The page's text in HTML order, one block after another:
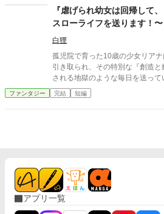
『虐げられ幼女は回帰して
スローライフを送ります！
心を癒す異世界ファンタジー
白狸
孤児院で育った10歳の少女リア
引き取られ、その特別な『創造
される地獄のような毎日を送っていた。 ついに用済み
な魔境へ捨てられ、命を落とし
の記憶を取り戻し、なんと10歳の
保護な人だった！ ふかふかのベッド、初めての温かくて美味しい
スープ、そして公爵の真っ直ぐな
ていた心は少しずつ溶け出していく。 ​前世の知識と『創造
を活かして枯れた大地をふかふか
ファンタジー 完結 短編
アプリ一覧